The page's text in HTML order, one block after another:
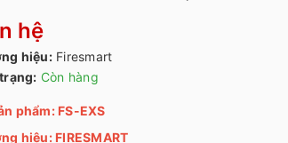
hệ
hiệu: Firesmart
Còn hàng
phẩm: FS-EXS
hiệu: FIRESMART